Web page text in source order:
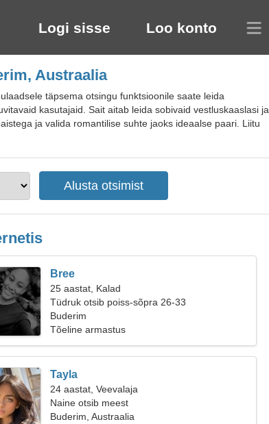
Logi sisse Loo konto
Austraalia
täpsema otsingu funktsioonile saate leida
kasutajaid. Sait aitab leida sobivaid vestluskaaslasi ja
ja valida romantilise suhte jaoks ideaalse paari. Liitu
Bree
25 aastat, Kalad
Tüdruk otsib poiss-sõpra 26-33
Buderim
Tõeline armastus
Tayla
24 aastat, Veevalaja
Naine otsib meest
Buderim, Austraalia